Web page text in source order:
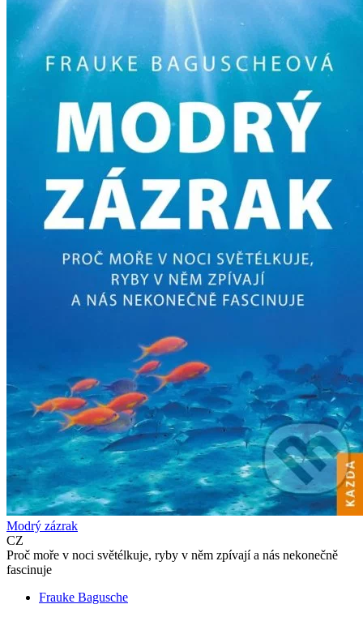
Modrý zázrak
CZ
Proč moře v noci světélkuje, ryby v něm zpívají a nás nekonečně
fascinuje
Frauke Bagusche